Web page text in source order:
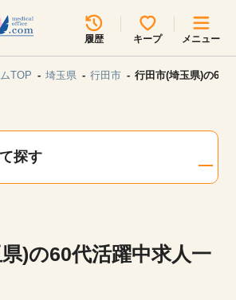
履歴 キープ メニュー
報
TOP 埼玉県 行田市 行田市(埼玉県)の60
探す
)の60代活躍中求人一
選択してください
せていただきます。
中国・四国